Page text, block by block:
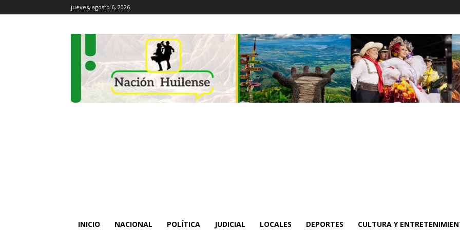
jueves, agosto 6, 2026
INICIO NACIONAL POLÍTICA JUDICIAL LOCALES DEPORTES CULTURA Y